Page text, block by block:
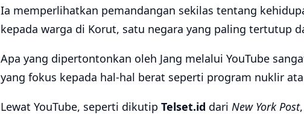
Ia memperlihatkan pemandangan sekilas tentang
kepada warga di Korut, satu negara yang paling tertutup
Apa yang dipertontonkan oleh Jang melalui YouTube
yang fokus kepada hal-hal berat seperti program nuklir
Lewat YouTube, seperti dikutip Telset.id dari New York Post